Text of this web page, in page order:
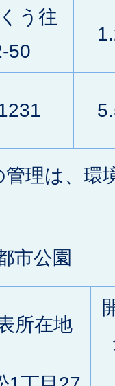
う往
50
管理は、環
市公園
所在地